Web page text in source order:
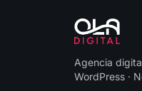
Agencia
WordPress ·